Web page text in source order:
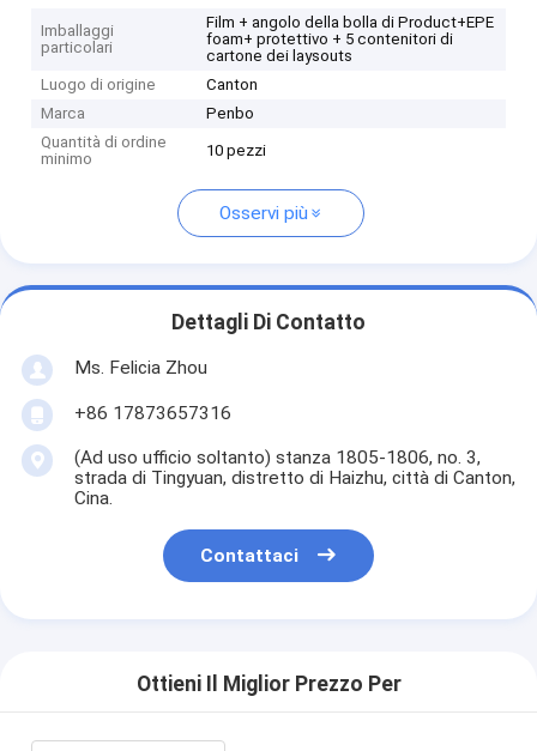
Imballaggi
particolari
Film + angolo della bolla di Product+EPE
foam+ protettivo + 5 contenitori di
cartone dei laysouts
Luogo di origine
Canton
Marca
Penbo
Quantità di ordine
minimo
10 pezzi
Osservi più
Dettagli Di Contatto
Ms. Felicia Zhou
+86 17873657316
(Ad uso ufficio soltanto) stanza 1805-1806, no. 3,
strada di Tingyuan, distretto di Haizhu, città di Canton,
Cina.
Contattaci
Ottieni Il Miglior Prezzo Per